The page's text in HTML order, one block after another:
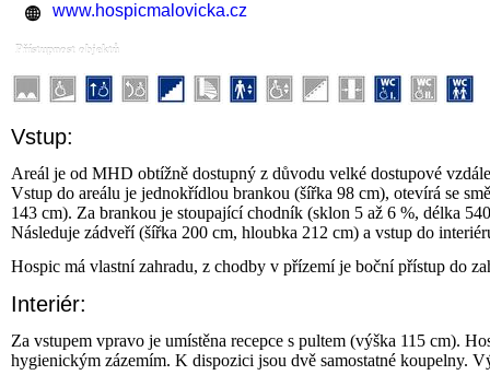
www.hospicmalovicka.cz
Přístupnost objektů
Vstup:
Areál je od MHD obtížně dostupný z důvodu velké dostupové
Vstup do areálu je jednokřídlou brankou (šířka 98 cm), otevírá se
143 cm). Za brankou je stoupající chodník (sklon 5 až 6 %, délka
Následuje zádveří (šířka 200 cm, hloubka 212 cm) a vstup do
Hospic má vlastní zahradu, z chodby v přízemí je boční přístup do
Interiér:
Za vstupem vpravo je umístěna recepce s pultem (výška 115 cm).
hygienickým zázemím. K dispozici jsou dvě samostatné koupelny.